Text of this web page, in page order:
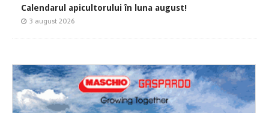
Calendarul apicultorului în luna august!
3 august 2026